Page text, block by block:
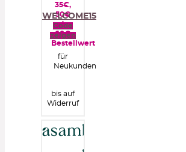
35€,
50€
oder
60€
Bestellwert
WELCOME15
Code
zeigen
für
Neukunden
bis auf
Widerruf